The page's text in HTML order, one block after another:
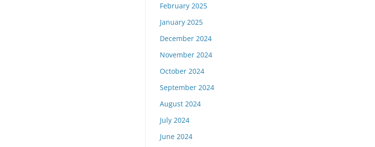
February 2025
January 2025
December 2024
November 2024
October 2024
September 2024
August 2024
July 2024
June 2024